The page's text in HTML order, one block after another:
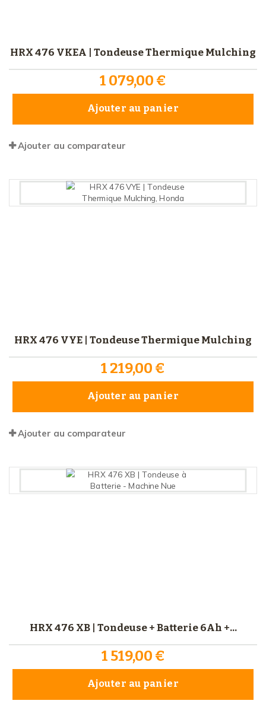
HRX 476 VKEA | Tondeuse Thermique Mulching
1 079,00 €
Ajouter au panier
Ajouter au comparateur
HRX 476 VYE | Tondeuse Thermique Mulching
1 219,00 €
Ajouter au panier
Ajouter au comparateur
HRX 476 XB | Tondeuse + Batterie 6Ah +...
1 519,00 €
Ajouter au panier